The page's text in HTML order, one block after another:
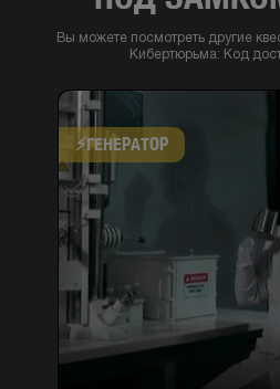
Вы можете посмотреть другие
Кибертюрьма: Код
⚡​ГЕНЕРАТОР